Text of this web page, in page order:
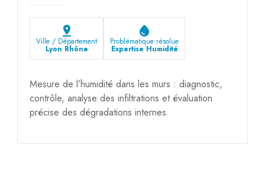
pin_drop
Ville / Département
Lyon Rhône
water_drop
Problématique résolue
Expertise Humidité
Mesure de l’humidité dans les murs : diagnostic,
contrôle, analyse des infiltrations et évaluation
précise des dégradations internes.